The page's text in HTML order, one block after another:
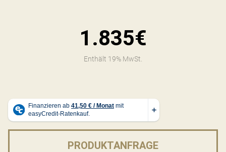
1.835€
Enthält 19% MwSt.
PRODUKTANFRAGE